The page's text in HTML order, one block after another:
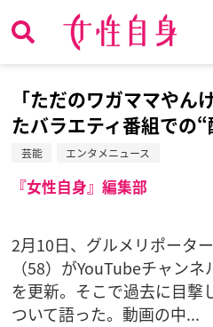
「ただのワガママやん
たバラエティ番組での
芸能 エンタメニュース
『女性自身』編集部
2月10日、グルメリポータ
（58）がYouTubeチャンネ
を更新。そこで過去に目撃
ついて語った。動画の中...